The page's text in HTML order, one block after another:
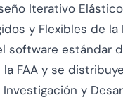
Iterativo
y Flexibles de la
software estándar
FAA y se
Investigación y